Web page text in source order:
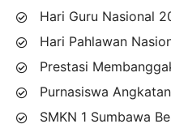
Hari Guru Nasional
Hari Pahlawan
Prestasi
Purnasiswa
SMKN 1 Sumbawa